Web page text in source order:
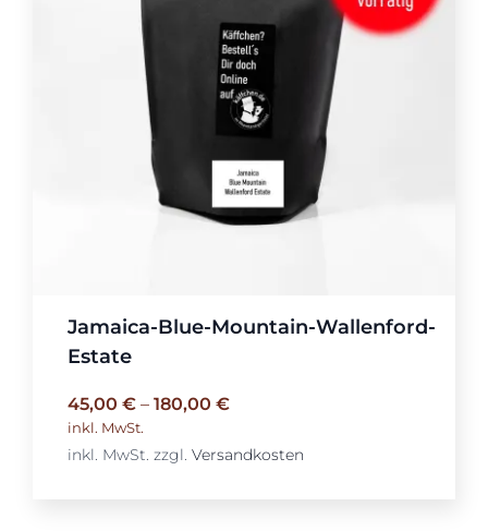
Jamaica-Blue-Mountain-Wallenford-
Estate
45,00 €– 180,00 €
inkl. MwSt.
inkl. MwSt. zzgl. Versandkosten